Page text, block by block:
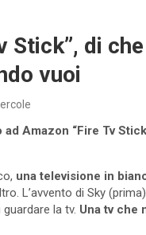
Stick”, di
vuoi
Amazon “Fire Tv
una televisione in
L’avvento di Sky
la tv. Una tv che